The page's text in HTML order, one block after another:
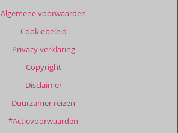
Algemene voorwaarden
Cookiebeleid
Privacy verklaring
Copyright
Disclaimer
Duurzamer reizen
*Actievoorwaarden